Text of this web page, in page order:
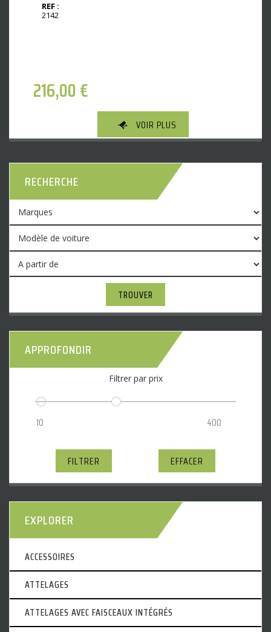
REF :
2142
216,00€
VOIR PLUS
RECHERCHE
TROUVER
APPROFONDIR
Filtrer par prix
FILTRER EFFACER
EXPLORER
ACCESSOIRES
ATTELAGES
ATTELAGES AVEC FAISCEAUX INTÉGRÉS